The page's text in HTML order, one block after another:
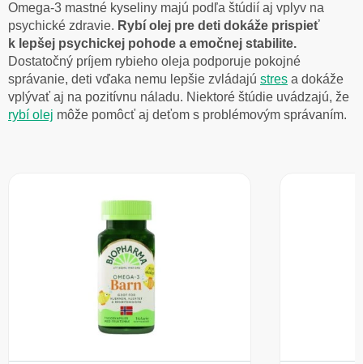
Omega-3 mastné kyseliny majú podľa štúdií aj vplyv na
psychické zdravie. Rybí olej pre deti dokáže prispieť
k lepšej psychickej pohode a emočnej stabilite.
Dostatočný príjem rybieho oleja podporuje pokojné
správanie, deti vďaka nemu lepšie zvládajú stres a dokáže
vplývať aj na pozitívnu náladu. Niektoré štúdie uvádzajú, že
rybí olej môže pomôcť aj deťom s problémovým správaním.